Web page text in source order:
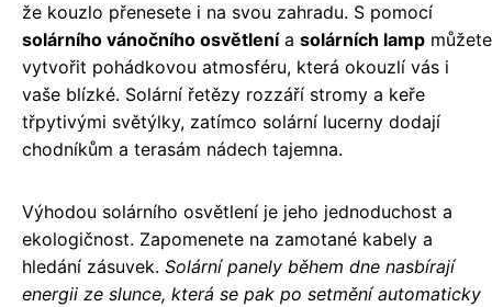
že kouzlo přenesete i na svou zahradu. S pomocí
solárního vánočního osvětlenía solárních lamp můžete
vytvořit pohádkovou atmosféru, která okouzlí vás i
vaše blízké. Solární řetězy rozzáří stromy a keře
třpytivými světýlky, zatímco solární lucerny dodají
chodníkům a terasám nádech tajemna.
Výhodou solárního osvětlení je jeho jednoduchost a
ekologičnost. Zapomenete na zamotané kabely a
hledání zásuvek. Solární panely během dne nasbírají
energii ze slunce, která se pak po setmění automaticky